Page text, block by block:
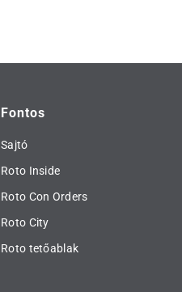
Fontos
Sajtó
Roto Inside
Roto Con Orders
Roto City
Roto tetőablak